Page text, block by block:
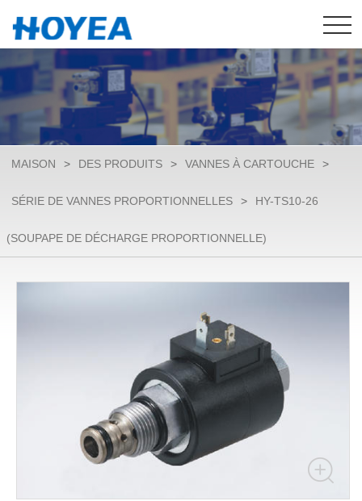
MAISON > DES PRODUITS > VANNES À CARTOUCHE >
SÉRIE DE VANNES PROPORTIONNELLES > HY-TS10-26
(SOUPAPE DE DÉCHARGE PROPORTIONNELLE)